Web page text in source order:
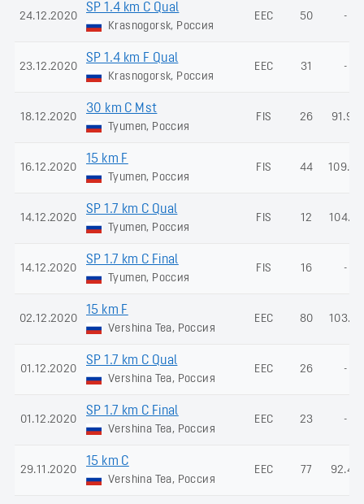
24.12.2020
SP 1.4 km C Qual
Krasnogorsk, Россия
EEC 50 -
23.12.2020
SP 1.4 km F Qual
Krasnogorsk, Россия
EEC 31 -
18.12.2020
30 km C Mst
Tyumen, Россия
FIS 26 91.94
16.12.2020
15 km F
Tyumen, Россия
FIS 44 109.05
14.12.2020
SP 1.7 km C Qual
Tyumen, Россия
FIS 12 104.77
14.12.2020
SP 1.7 km C Final
Tyumen, Россия
FIS 16 -
02.12.2020
15 km F
Vershina Tea, Россия
EEC 80 103.74
01.12.2020
SP 1.7 km C Qual
Vershina Tea, Россия
EEC 26 -
01.12.2020
SP 1.7 km C Final
Vershina Tea, Россия
EEC 23 -
29.11.2020
15 km C
Vershina Tea, Россия
EEC 77 92.44